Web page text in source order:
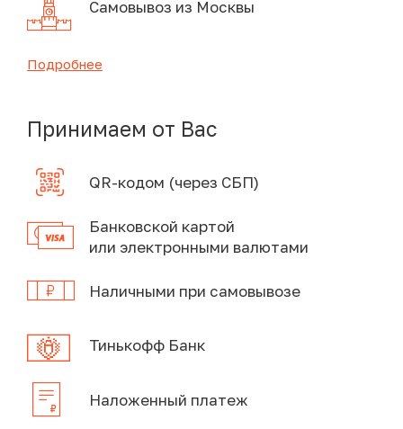
Самовывоз из Москвы
Подробнее
Принимаем от Вас
QR-кодом (через СБП)
Банковской картой
или электронными валютами
Наличными при самовывозе
Тинькофф Банк
Наложенный платеж